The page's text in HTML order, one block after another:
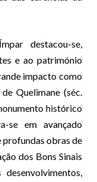
destacou-se,
e ao património
impacto como
Quelimane (séc.
histórico
se em avançado
obras de
dos Bons Sinais